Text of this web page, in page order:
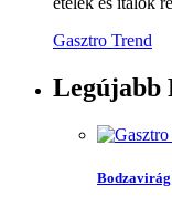
Gasztro Trend
Legújabb